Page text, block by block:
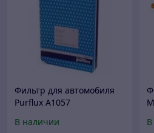
Фильтр для автомобиля
Purflux A1057
В наличии